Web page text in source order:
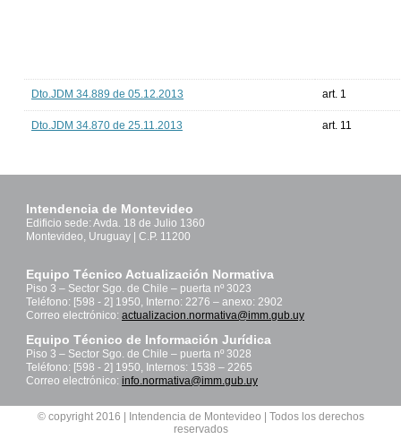
Dto.JDM 34.889 de 05.12.2013 art. 1
Dto.JDM 34.870 de 25.11.2013 art. 11
Intendencia de Montevideo
Edificio sede: Avda. 18 de Julio 1360
Montevideo, Uruguay | C.P. 11200
Equipo Técnico Actualización Normativa
Piso 3 – Sector Sgo. de Chile – puerta nº 3023
Teléfono: [598 - 2] 1950, Interno: 2276 – anexo: 2902
Correo electrónico: actualizacion.normativa@imm.gub.uy
Equipo Técnico de Información Jurídica
Piso 3 – Sector Sgo. de Chile – puerta nº 3028
Teléfono: [598 - 2] 1950, Internos: 1538 – 2265
Correo electrónico: info.normativa@imm.gub.uy
© copyright 2016 | Intendencia de Montevideo | Todos los derechos
reservados